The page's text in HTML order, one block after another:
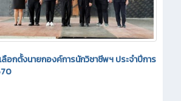
อกตั้งนายกองค์การนักวิชาชีพฯ ประจำปีการ